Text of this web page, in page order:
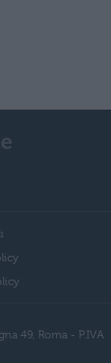
49, Roma - P.IVA